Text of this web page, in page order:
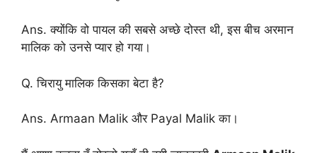
Ans. क्योंकि वो पायल की सबसे अच्छे दोस्त थी, इस बीच अरमान
मालिक को उनसे प्यार हो गया।
Q. चिरायु मालिक किसका बेटा है?
Ans. Armaan Malik और Payal Malik का।